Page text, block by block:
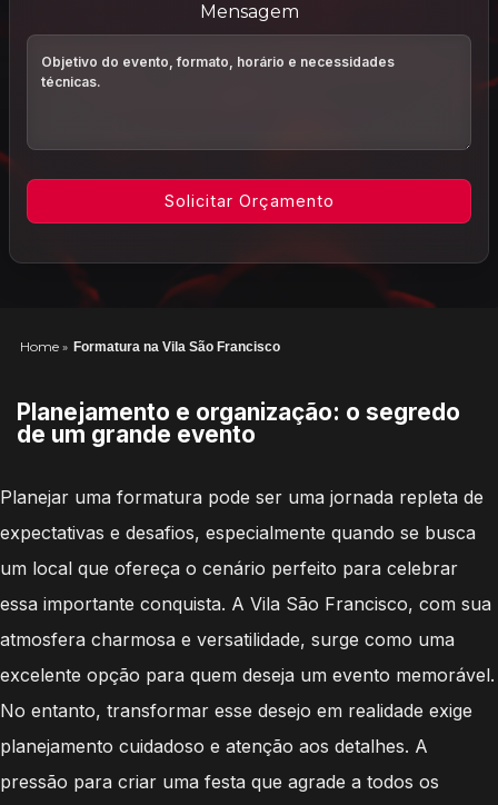
Mensagem
Home » Formatura na Vila São Francisco
Planejamento e organização: o segredo
de um grande evento
Planejar uma formatura pode ser uma jornada repleta de
expectativas e desafios, especialmente quando se busca
um local que ofereça o cenário perfeito para celebrar
essa importante conquista. A Vila São Francisco, com sua
atmosfera charmosa e versatilidade, surge como uma
excelente opção para quem deseja um evento memorável.
No entanto, transformar esse desejo em realidade exige
planejamento cuidadoso e atenção aos detalhes. A
pressão para criar uma festa que agrade a todos os